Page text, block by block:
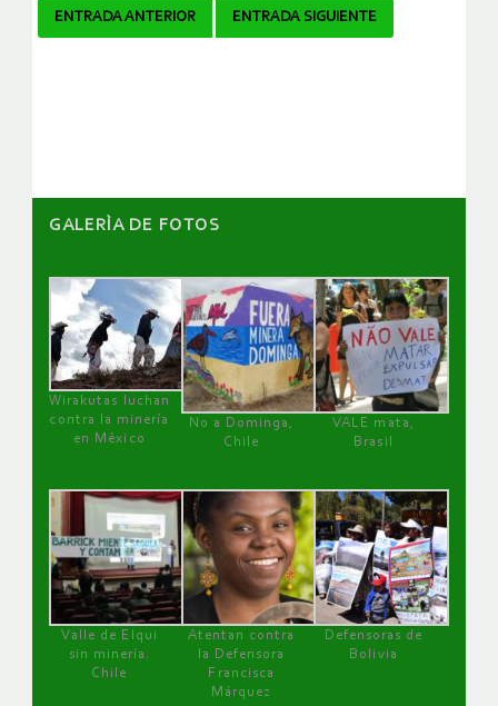
Navegador
ENTRADA ANTERIOR ENTRADA SIGUIENTE
GALERÌA DE FOTOS
Wirakutas luchan
contra la minería
en México
No a Dominga,
Chile
VALE mata,
Brasil
Valle de Elqui
sin minería.
Chile
Atentan contra
la Defensora
Francisca
Márquez
Defensoras de
Bolivia